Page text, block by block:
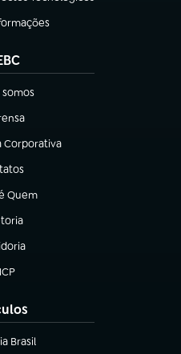
aba)
nova aba)
em nova aba)
Corporativa
aba)
em nova aba)
Quem
nova aba)
em nova aba)
em nova aba)
em nova aba)
Brasil
nova aba)